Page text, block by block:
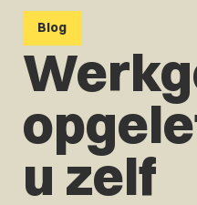
Blog
u zelf